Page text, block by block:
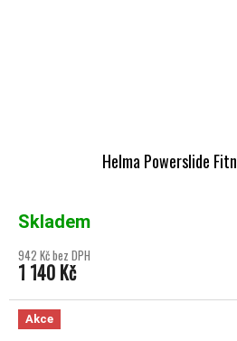
Helma Powerslide
Skladem
942 Kč bez DPH
1 140 Kč
Akce